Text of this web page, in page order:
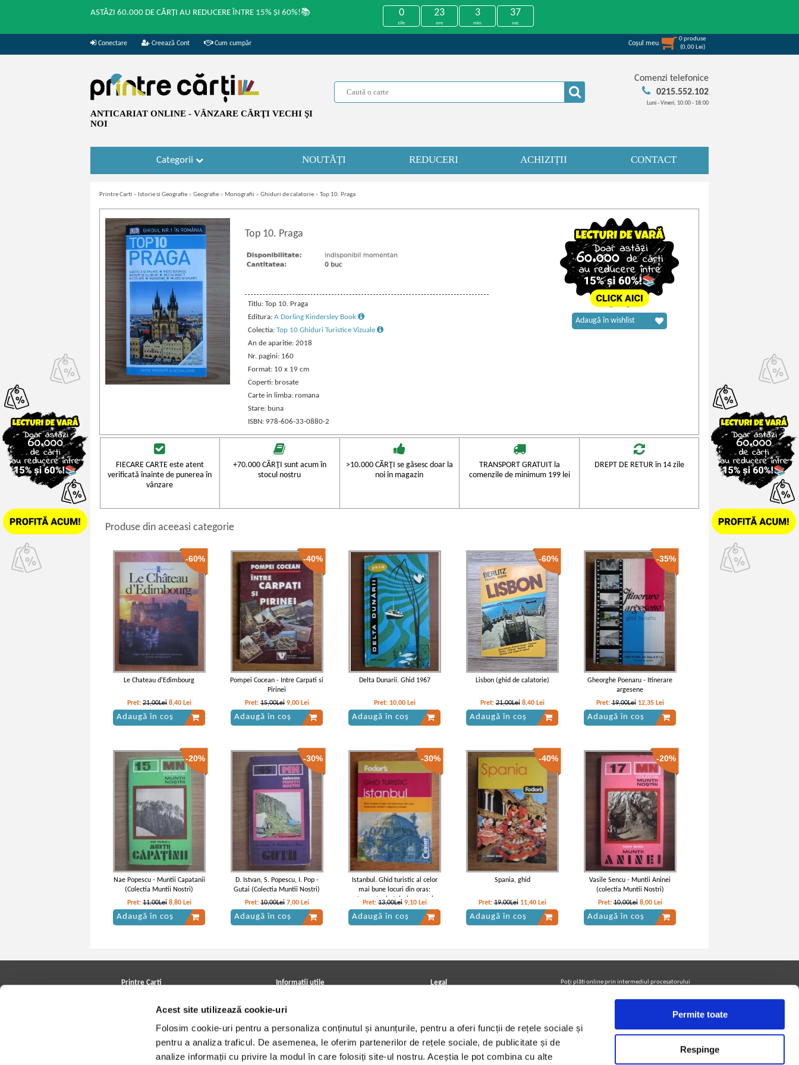
Acest site utilizează cookie-uri
Folosim cookie-uri pentru a personaliza conținutul și anunțurile, pentru a oferi funcții de rețele sociale și
pentru a analiza traficul. De asemenea, le oferim partenerilor de rețele sociale, de publicitate și de
analize informații cu privire la modul în care folosiți site-ul nostru. Aceștia le pot combina cu alte
Permite toate
Respinge
ASTĂZI 60.000 DE CĂRȚI AU REDUCERE ÎNTRE 15% ȘI 60%!📚 0
zile
23
ore
3
min
37
sec
Conectare Creează Cont Cum cumpăr Coşul meu
0produse
(0,00 Lei)
ANTICARIAT ONLINE - VÂNZARE CĂRŢI VECHI ŞI
NOI
Comenzi telefonice
0215.552.102
Luni - Vineri, 10:00 - 18:00
Categorii NOUTĂȚI REDUCERI ACHIZIȚII CONTACT
Printre Carti » Istorie si Geografie » Geografie » Monografii » Ghiduri de calatorie » Top 10. Praga
Top 10. Praga
Titlu: Top 10. Praga
Editura: A Dorling Kindersley Book
Colectia: Top 10 Ghiduri Turistice Vizuale
An de aparitie: 2018
Nr. pagini: 160
Format: 10 x 19 cm
Coperti: brosate
Carte in limba: romana
Stare: buna
ISBN: 978-606-33-0880-2
Adaugă în wishlist
FIECARE CARTE este atent
verificată înainte de punerea în
vânzare
+70.000 CĂRŢI sunt acum în
stocul nostru
>10.000 CĂRŢI se găsesc doar la
noi în magazin
TRANSPORT GRATUIT la
comenzile de minimum 199 lei
DREPT DE RETUR în 14 zile
Produse din aceeasi categorie
-60%
Le Chateau d'Edimbourg
Pret: 21,00Lei 8,40 Lei
Adaugă în coș
-40%
Pompei Cocean - Intre Carpati si
Pirinei
Pret:15,00Lei 9,00 Lei
Adaugă în coș
Delta Dunarii. Ghid 1967
Pret: 10,00 Lei
Adaugă în coș
-60%
Lisbon (ghid de calatorie)
Pret:21,00Lei 8,40 Lei
Adaugă în coș
-35%
Gheorghe Poenaru - Itinerare
argesene
Pret:19,00Lei 12,35 Lei
Adaugă în coș
-20%
Nae Popescu - Muntii Capatanii
(Colectia Muntii Nostri)
Pret: 11,00Lei 8,80 Lei
Adaugă în coș
-30%
D. Istvan, S. Popescu, I. Pop -
Gutai (Colectia Muntii Nostri)
Pret:10,00Lei 7,00 Lei
Adaugă în coș
-30%
Istanbul. Ghid turistic al celor
mai bune locuri din oras:
restaurante, hoteluri, magazine
si muzee
Pret:13,00Lei 9,10 Lei
Adaugă în coș
-40%
Spania, ghid
Pret:19,00Lei 11,40 Lei
Adaugă în coș
-20%
Vasile Sencu - Muntii Aninei
(colectia Muntii Nostri)
Pret:10,00Lei 8,00 Lei
Adaugă în coș
Printre Carti
Cele mai căutate cărți
Blog Printre Carti
Informatii utile
Achizitii viniluri, casete, CD/DVD
Cum cumpar?
Politica de livrare
Retur comenzi
Angajari - Cariere
Legal
Termeni si conditii
Utilizare cookie-uri
Poţi plăti online prin intermediul procesatorului
Urmăreşte-ne pe facebook pentru a fi la curent cu